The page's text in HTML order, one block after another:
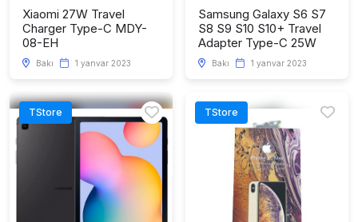
Xiaomi 27W Travel
Charger Type-C MDY-
08-EH
Bakı 1 yanvar 2023
Samsung Galaxy S6 S7
S8 S9 S10 S10+ Travel
Adapter Type-C 25W
Bakı 1 yanvar 2023
TStore TStore